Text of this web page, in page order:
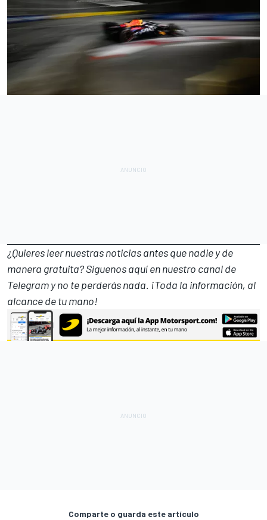
¿Quieres leer nuestras noticias antes que nadie y de
manera gratuita? Síguenosaquí en nuestro canal de
Telegramy no te perderás nada. ¡Toda la información, al
alcance de tu mano!
Comparte o guarda este artículo